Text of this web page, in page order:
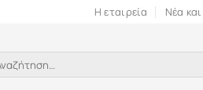
Η εταιρεία Νέα